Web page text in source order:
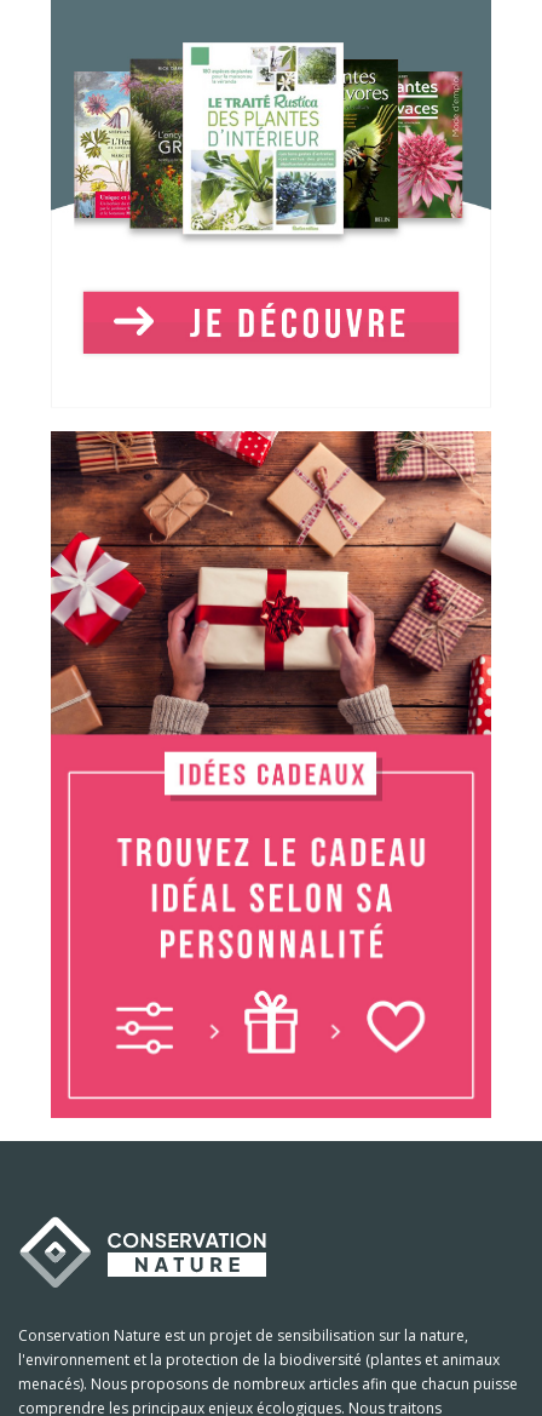
Conservation Nature est un projet de sensibilisation sur la nature,
l'environnement et la protection de la biodiversité (plantes et animaux
menacés). Nous proposons de nombreux articles afin que chacun puisse
comprendre les principaux enjeux écologiques. Nous traitons